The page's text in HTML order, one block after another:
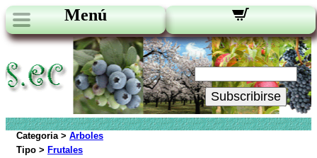
Menú
Novedades:
Su Email:
Subscribirse
Categoria > Arboles
Tipo > Frutales